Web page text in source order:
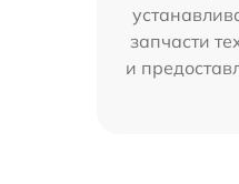
запчасти
и